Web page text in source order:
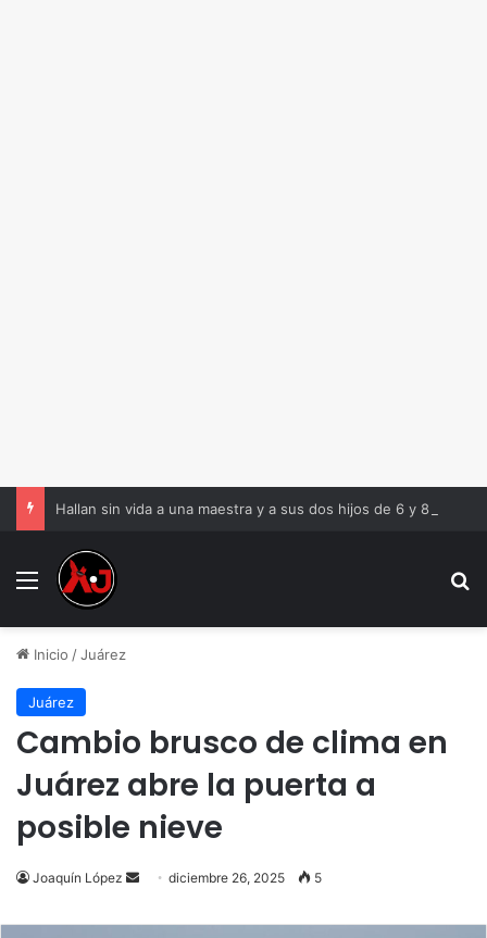
Menu
Inicio /Juárez
Juárez
Cambio brusco de clima en
Juárez abre la puerta a
posible nieve
Joaquín López
Send
email
diciembre 26, 2025 5